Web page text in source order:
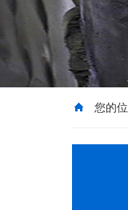
您的位